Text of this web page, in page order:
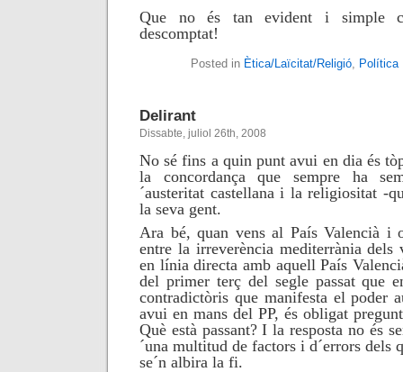
Que no és tan evident i simple
descomptat!
Posted in Ètica/Laïcitat/Religió, Política
Delirant
Dissabte, juliol 26th, 2008
No sé fins a quin punt avui en dia és
la concordança que sempre ha
´austeritat castellana i la religiositat -
la seva gent.
Ara bé, quan vens al País Valencià i
entre la irreverència mediterrània dels
en línia directa amb aquell País
del primer terç del segle passat que
contradictòris que manifesta el poder
avui en mans del PP, és obligat
Què està passant? I la resposta no és
´una multitud de factors i d´errors dels
se´n albira la fi.